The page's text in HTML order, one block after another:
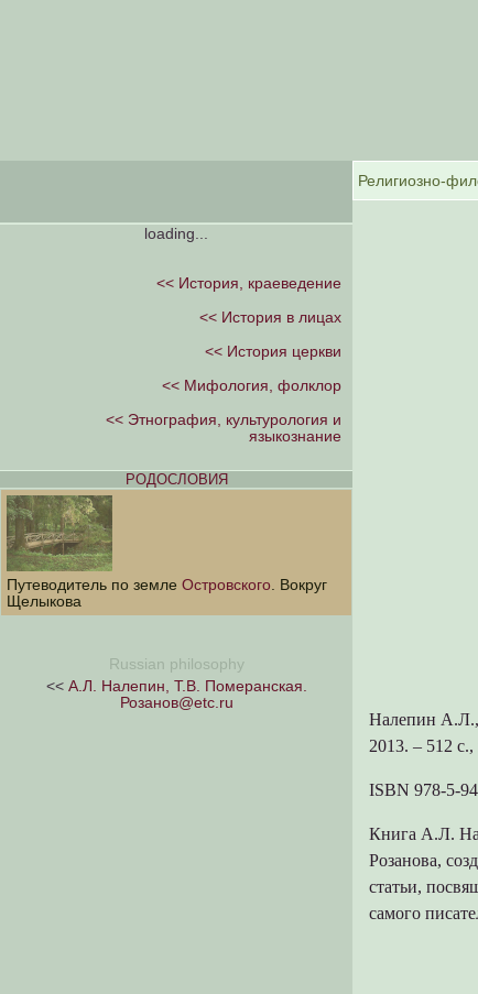
Налепин А.Л.,
2013. – 512 с.,
ISBN 978-5-
Книга А.Л.
Розанова,
статьи,
самого
loading...
<< История, краеведение
<< История в лицах
<< История церкви
<< Мифология, фолклор
<< Этнография, культурология и
языкознание
РОДОСЛОВИЯ
Путеводитель по земле Островского . Вокруг
Щелыкова
Russian philosophy
<< А.Л. Налепин, Т.В. Померанская.
Розанов@etc.ru